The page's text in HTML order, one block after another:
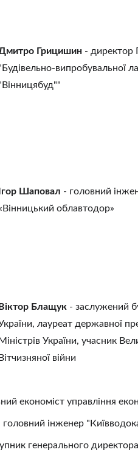
Віктор Блащук - заслужений
лауреат державної
Міністрів України, учасник
Вітчизняної війни
Грицишин - директор
випробувальної
Ігор Шаповал - головний
облавтодор»
економіст управління
головний інженер
генерального